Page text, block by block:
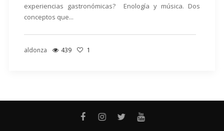
experiencias gastronómicas? Enología y música. Dos
conceptos que...
aldonza 439 1